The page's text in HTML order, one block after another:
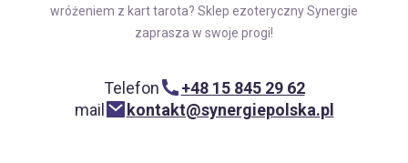
wróżeniem z kart tarota? Sklep ezoteryczny Synergie
zaprasza w swoje progi!
Telefon
+48 15 845 29 62
mail
kontakt@synergiepolska.pl